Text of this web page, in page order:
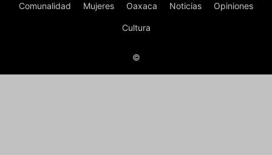
Comunalidad Mujeres Oaxaca Noticias Opiniones
Cultura
©